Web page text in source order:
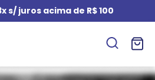
s/ juros acima de R$ 100